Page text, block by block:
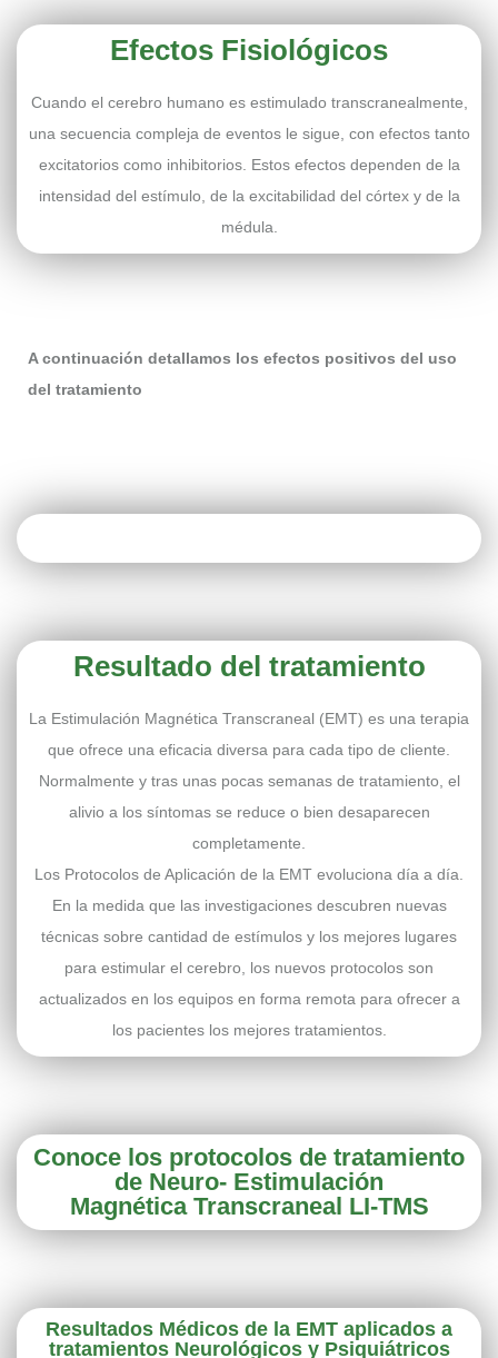
Efectos Fisiológicos
Cuando el cerebro humano es estimulado transcranealmente,
una secuencia compleja de eventos le sigue, con efectos tanto
excitatorios como inhibitorios. Estos efectos dependen de la
intensidad del estímulo, de la excitabilidad del córtex y de la
médula.
A continuación detallamos los efectos positivos del uso
del tratamiento
Resultado del tratamiento
La Estimulación Magnética Transcraneal (EMT) es una terapia
que ofrece una eficacia diversa para cada tipo de cliente.
Normalmente y tras unas pocas semanas de tratamiento, el
alivio a los síntomas se reduce o bien desaparecen
completamente.
Los Protocolos de Aplicación de la EMT evoluciona día a día.
En la medida que las investigaciones descubren nuevas
técnicas sobre cantidad de estímulos y los mejores lugares
para estimular el cerebro, los nuevos protocolos son
actualizados en los equipos en forma remota para ofrecer a
los pacientes los mejores tratamientos.
Conoce los protocolos de tratamiento
de Neuro- Estimulación
Magnética Transcraneal LI-TMS
Resultados Médicos de la EMT aplicados a
tratamientos Neurológicos y Psiquiátricos